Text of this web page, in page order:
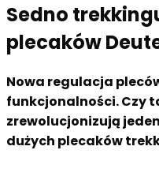
Sedno
plecaków
Nowa regulacja
funkcjonalności. Czy
zrewolucjonizują
dużych plecaków